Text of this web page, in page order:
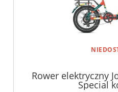
Rower elektryczny
Special